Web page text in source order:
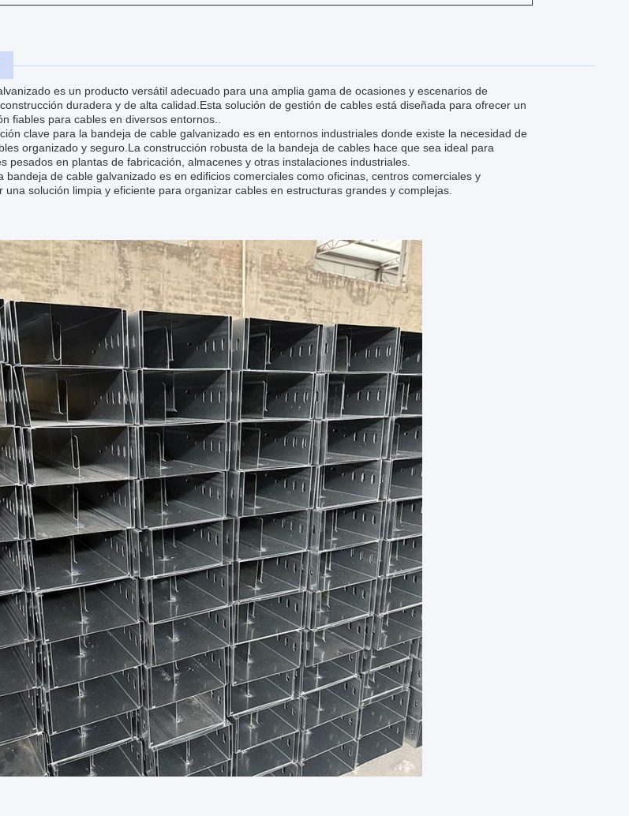
es un producto versátil adecuado para una amplia gama de ocasiones y escenarios de
duradera y de alta calidad.Esta solución de gestión de cables está diseñada para ofrecer un
fiables para cables en diversos entornos..
clave para la bandeja de cable galvanizado es en entornos industriales donde existe la necesidad de
organizado y seguro.La construcción robusta de la bandeja de cables hace que sea ideal para
pesados en plantas de fabricación, almacenes y otras instalaciones industriales.
bandeja de cable galvanizado es en edificios comerciales como oficinas, centros comerciales y
una solución limpia y eficiente para organizar cables en estructuras grandes y complejas.